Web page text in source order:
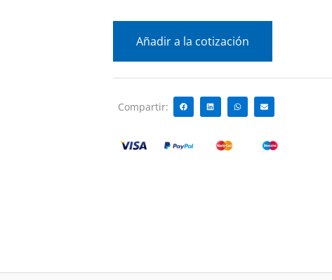
Añadir a la cotización
Compartir: